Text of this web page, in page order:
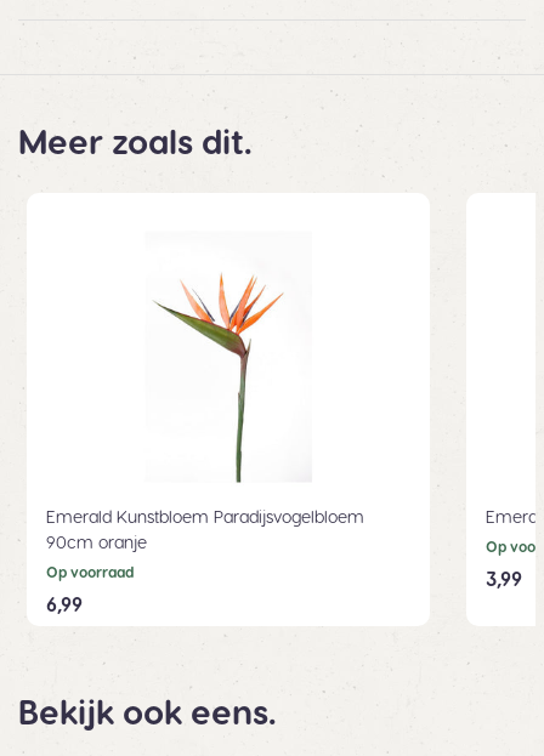
Meer zoals dit.
Emerald Kunstbloem Paradijsvogelbloem
90cm oranje
Op voorraad
6,99
Op
3,99
Bekijk ook eens.